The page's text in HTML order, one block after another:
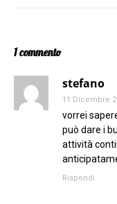
1 commento
stefano
11 Dicembre
vorrei
può dare i
attività
Rispondi